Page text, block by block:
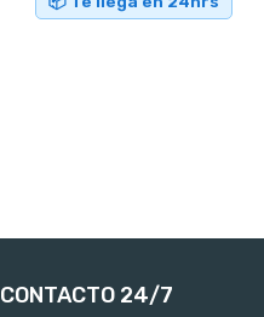
CONTACTO 24/7